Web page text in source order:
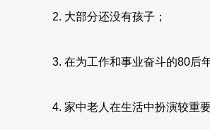
2. 大部分还没有孩子；
3. 在为工作和事业奋斗的80后
4. 家中老人在生活中扮演较重要